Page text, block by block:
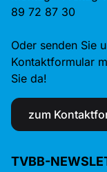
89 72 87 30
Oder senden Sie
Kontaktformular
Sie da!
zum
TVBB-